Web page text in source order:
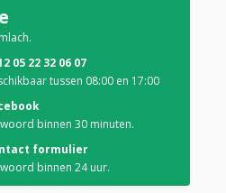
05 22 32 06 07
tussen 08:00 en 17:00
binnen 30 minuten.
formulier
binnen 24 uur.